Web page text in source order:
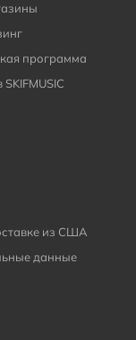
программа
из США
данные